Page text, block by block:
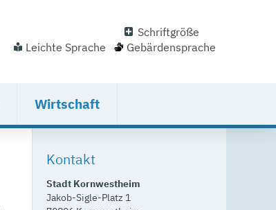
Schriftgröße
Leichte Sprache
Gebärdensprache
Wirtschaft
Kontakt
Stadt Kornwestheim
Jakob-Sigle-Platz 1